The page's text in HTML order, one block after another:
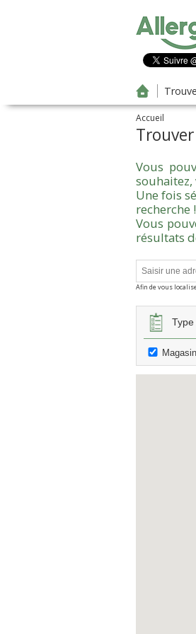
Accueil
Vous
Une fois
recherche !
Vous
résultats
Afin de vous